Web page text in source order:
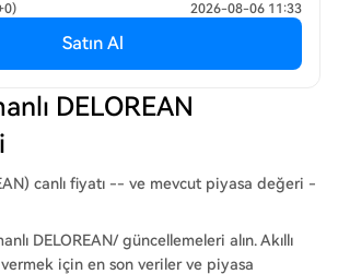
2026-08-06 11:33
Satın Al
DELOREAN
canlı fiyatı -- ve mevcut piyasa değeri -
DELOREAN/ güncellemeleri alın. Akıllı
vermek için en son veriler ve piyasa